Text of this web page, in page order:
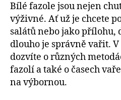
Bílé fazole jsou nejen
výživné. Ať už je chcete
salátů nebo jako přílohu,
dlouho je správně vařit.
dozvíte o různých
fazolí a také o časech
na výbornou.